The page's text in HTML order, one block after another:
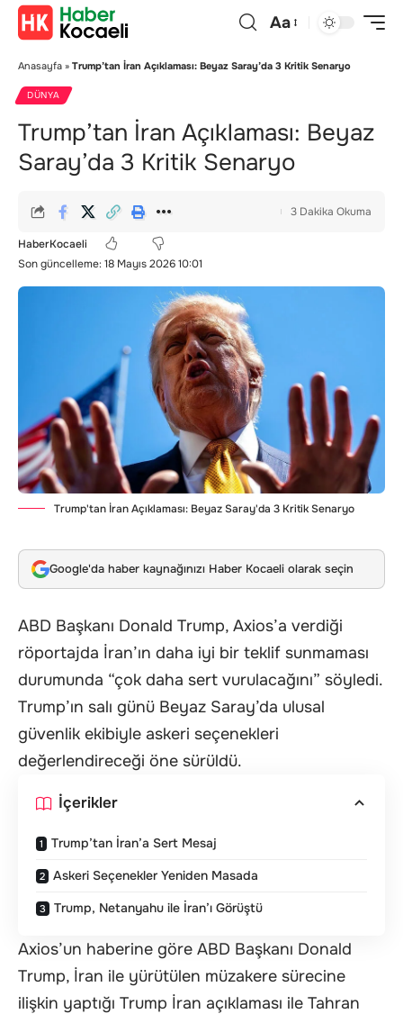
Aa
Anasayfa » Trump’tan İran Açıklaması: Beyaz Saray’da 3 Kritik Senaryo
DÜNYA
Trump’tan İran Açıklaması: Beyaz
Saray’da 3 Kritik Senaryo
Son güncelleme: 18 Mayıs 2026 10:01
HaberKocaeli
3 Dakika Okuma
Trump'tan İran Açıklaması: Beyaz Saray'da 3 Kritik Senaryo
Google'da haber kaynağınızı Haber Kocaeli olarak seçin
ABD Başkanı Donald Trump, Axios’a verdiği
röportajda İran’ın daha iyi bir teklif sunmaması
durumunda “çok daha sert vurulacağını” söyledi.
Trump’ın salı günü Beyaz Saray’da ulusal
güvenlik ekibiyle askeri seçenekleri
değerlendireceği öne sürüldü.
İçerikler
Trump’tan İran’a Sert Mesaj
Askeri Seçenekler Yeniden Masada
Trump, Netanyahu ile İran’ı Görüştü
Axios’un haberine göre ABD Başkanı Donald
Trump, İran ile yürütülen müzakere sürecine
ilişkin yaptığı Trump İran açıklaması ile Tahran